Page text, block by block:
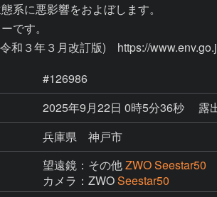
系に悪影響をおよぼします。
です。
#126986
2025年9月22日 0時5分36秒
露
兵庫県 神戸市
望遠鏡：その他ZWO Seestar50
カメラ：ZWOSeestar50